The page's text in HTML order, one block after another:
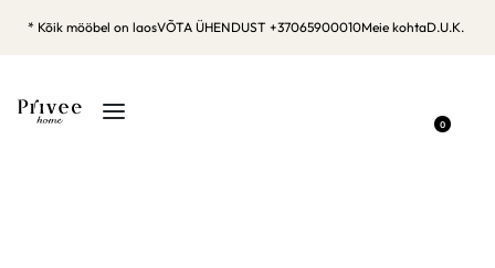
* Kõik mööbel on laosVÕTA ÜHENDUST +37065900010Meie kohtaD.U.K.
0